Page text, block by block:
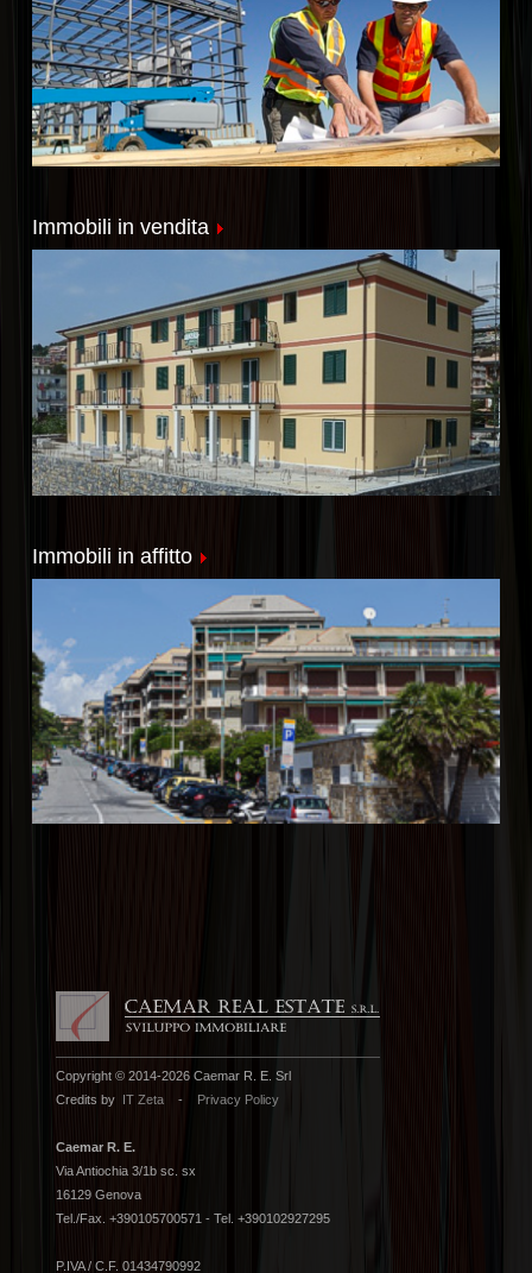
Immobili in vendita
Immobili in affitto
Copyright © 2014-2026 Caemar R. E. Srl
Credits by
IT Zeta- Privacy Policy
Caemar R. E.
Via Antiochia 3/1b sc. sx
16129 Genova
Tel./Fax. +390105700571 - Tel. +390102927295
P.IVA / C.F. 01434790992